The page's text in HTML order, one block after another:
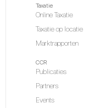
Taxatie
Online Taxatie
Taxatie op locatie
Marktrapporten
CCR
Publicaties
Partners
Events